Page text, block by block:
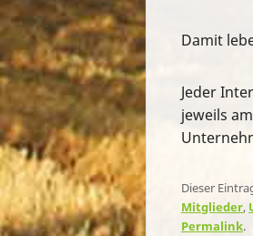
Damit
Jeder
jeweils
Dieser
Mitglieder,
Permalink.